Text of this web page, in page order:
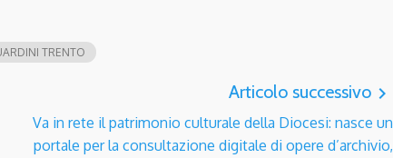
TRENTO
Articolo successivo navigate_next
Va in rete il patrimonio culturale della Diocesi: nasce un
portale per la consultazione digitale di opere d’archivio,